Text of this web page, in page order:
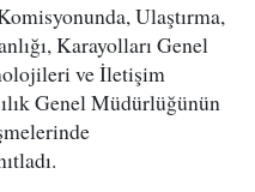
Ulaştırma,
Karayolları Genel
ve İletişim
Genel Müdürlüğünün